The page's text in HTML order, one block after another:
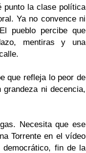
punto la clase política
Ya no convence ni
pueblo percibe que
mentiras y una
que refleja lo peor de
ni decencia,
Necesita que ese
Torrente en el vídeo
fin de la